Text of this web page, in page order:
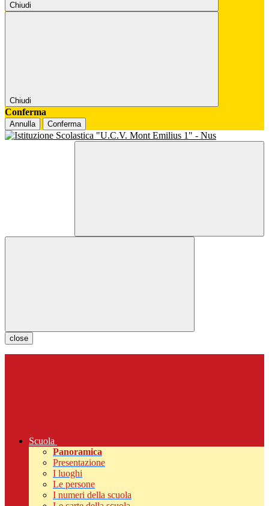
Chiudi
Chiudi
Conferma
Annulla Conferma
close
Scuola
Panoramica
Presentazione
I luoghi
Le persone
I numeri della scuola